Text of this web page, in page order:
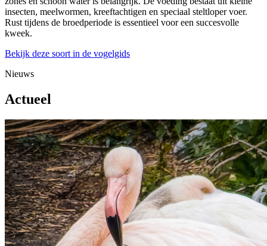
insecten, meelwormen, kreeftachtigen en speciaal steltloper voer.
Rust tijdens de broedperiode is essentieel voor een succesvolle
kweek.
Bekijk deze soort in de vogelgids
Nieuws
Actueel